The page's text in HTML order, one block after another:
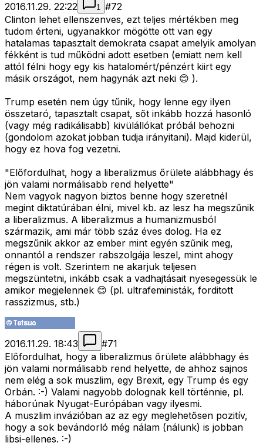
2016.11.29. 22:22
1 #72
Clinton lehet ellenszenves, ezt teljes mértékben meg
tudom érteni, ugyanakkor mögötte ott van egy
hatalamas tapasztalt demokrata csapat amelyik amolyan
fékként is tud működni adott esetben (emiatt nem kell
attól félni hogy egy kis hatalomért/pénzért kiirt egy
másik országot, nem hagynák azt neki 😊 ).
Trump esetén nem úgy tűnik, hogy lenne egy ilyen
összetaró, tapasztalt csapat, sőt inkább hozzá hasonló
(vagy még radikálisabb) kivülállókat próbál behozni
(gondolom azokat jobban tudja irányitani). Majd kiderül,
hogy ez hova fog vezetni.
"Előfordulhat, hogy a liberalizmus őrülete alábbhagy és
jön valami normálisabb rend helyette"
Nem vagyok nagyon biztos benne hogy szeretnél
megint diktatúrában élni, mivel kb. az lesz ha megszűnik
a liberalizmus. A liberalizmus a humanizmusból
származik, ami már több száz éves dolog. Ha ez
megszűnik akkor az ember mint egyén szűnik meg,
onnantól a rendszer rabszolgája leszel, mint ahogy
régen is volt. Szerintem ne akarjuk teljesen
megszüntetni, inkább csak a vadhajtásait nyesegessük le
amikor megjelennek 😊 (pl. ultrafeministák, forditott
rasszizmus, stb.)
2016.11.29. 18:43 #71
Előfordulhat, hogy a liberalizmus őrülete alábbhagy és
jön valami normálisabb rend helyette, de ahhoz sajnos
nem elég a sok muszlim, egy Brexit, egy Trump és egy
Orbán. :-) Valami nagyobb dolognak kell történnie, pl.
háborúnak Nyugat-Európában vagy ilyesmi.
A muszlim invázióban az az egy meglehetősen pozitív,
hogy a sok bevándorló még nálam (nálunk) is jobban
libsi-ellenes. :-)